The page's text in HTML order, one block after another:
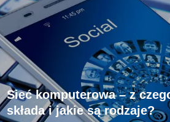
Sieć komputerowa – z
składa i jakie są rodzaje?